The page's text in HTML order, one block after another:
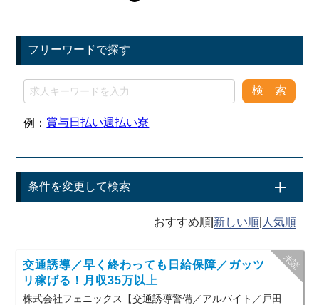
フリーワードで探す
例： 賞与日払い週払い寮
条件を変更して検索
| |
交通誘導／早く終わっても日給保障／ガッツ
リ稼げる！月収35万以上
株式会社フェニックス【交通誘導警備／アルバイト／戸田